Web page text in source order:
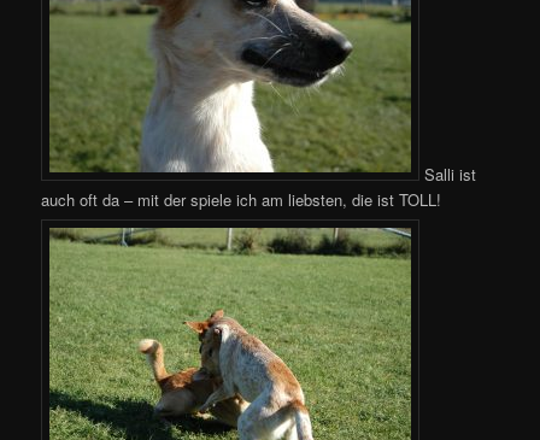
Salli ist
auch oft da – mit der spiele ich am liebsten, die ist TOLL!